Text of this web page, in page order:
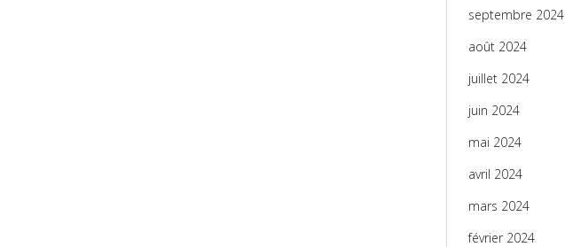
septembre 2024
août 2024
juillet 2024
juin 2024
mai 2024
avril 2024
mars 2024
février 2024